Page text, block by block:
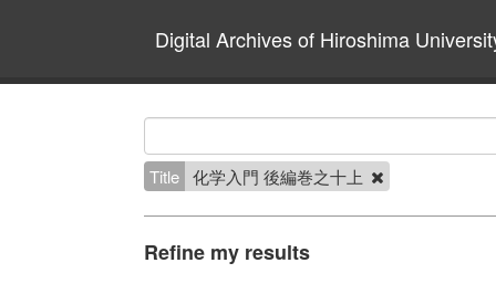
Digital Archives of Hiroshima
Title 化学入門 後編巻之十上
Refine my results